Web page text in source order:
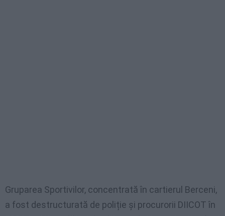
Gruparea Sportivilor, concentrată în cartierul Berceni,
a fost destructurată de poliție și procurorii DIICOT în